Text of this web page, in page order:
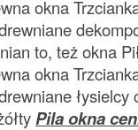
okna
to, też okna
okna
Pila okna